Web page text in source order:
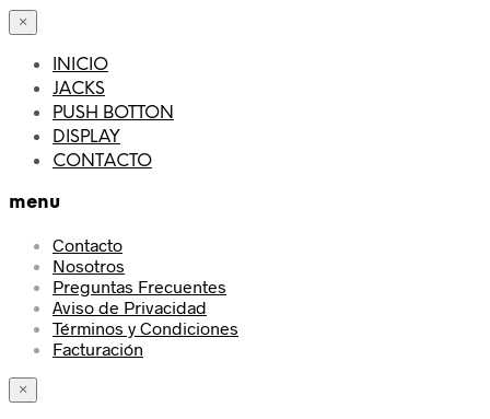
×
INICIO
JACKS
PUSH BOTTON
DISPLAY
CONTACTO
menu
Contacto
Nosotros
Preguntas Frecuentes
Aviso de Privacidad
Términos y Condiciones
Facturación
×